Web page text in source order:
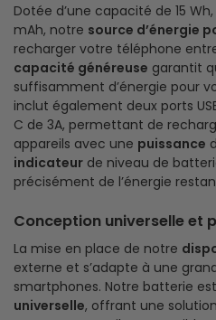
Dotée d’une capacité de 15
mAh, notre source d’énergie
recharger votre téléphone
capacité généreuse garantit
suffisamment d’énergie pour
inclut également deux ports
C de 3A, permettant de
appareils avec une puissance
indicateur de niveau de
précisément de l’énergie
Conception universelle et
La mise en place de notre
externe et s’adapte à une
smartphones. Notre batterie
universelle, offrant une